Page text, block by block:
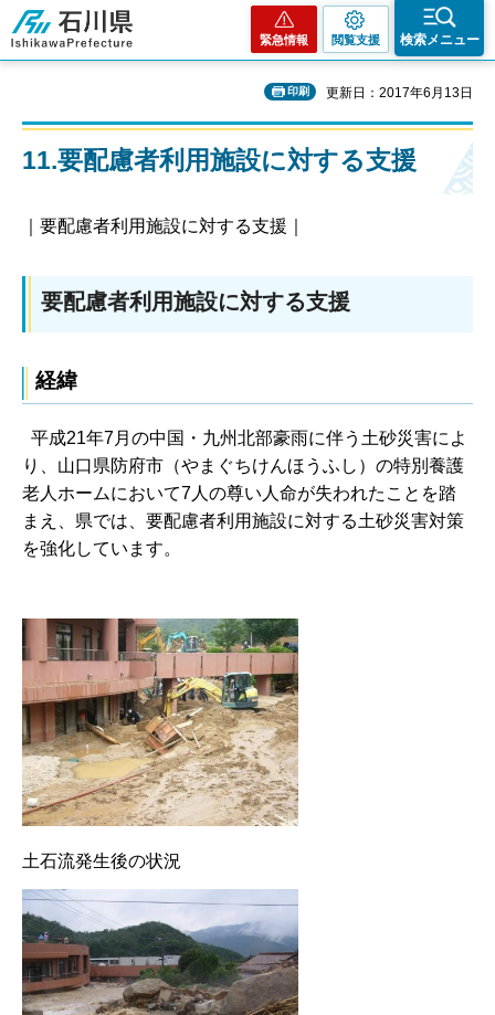
石川県
緊急情報 閲覧支援 検索メニュー
印刷 更新日：2017年6月13日
11.要配慮者利用施設に対する支援
｜要配慮者利用施設に対する支援｜
要配慮者利用施設に対する支援
経緯
平成21年7月の中国・九州北部豪雨に伴う土砂災害によ
り、山口県防府市（やまぐちけんほうふし）の特別養護
老人ホームにおいて7人の尊い人命が失われたことを踏
まえ、県では、要配慮者利用施設に対する土砂災害対策
を強化しています。
土石流発生後の状況